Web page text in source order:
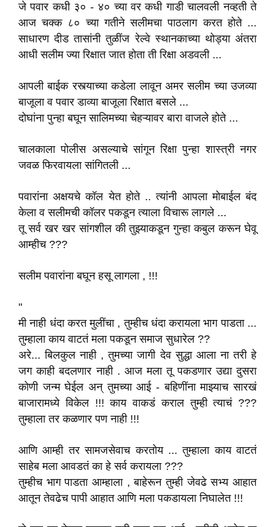
जे पवार कधी ३० - ४० च्या वर कधी गाडी चालवली नव्हती ते
आज चक्क ८० च्या गतीने सलीमचा पाठलाग करत होते ...
साधारण दीड तासांनी तुळींज रेल्वे स्थानकाच्या थोड्या अंतरा
आधी सलीम ज्या रिक्षात जात होता ती रिक्षा अडवली ...
आपली बाईक रस्त्याच्या कडेला लावून अमर सलीम च्या उजव्या
बाजूला व पवार डाव्या बाजूला रिक्षात बसले ...
दोघांना पुन्हा बघून सालिमच्या चेहऱ्यावर बारा वाजले होते ...
चालकाला पोलीस असल्याचे सांगून रिक्षा पुन्हा शास्त्री नगर
जवळ फिरवायला सांगितली ...
पवारांना अक्षयचे कॉल येत होते .. त्यांनी आपला मोबाईल बंद
केला व सलीमची कॉलर पकडून त्याला विचारू लागले ...
तू सर्व खर खर सांगशील की तुझ्याकडून गुन्हा कबुल करून घेवू
आम्हीच ???
सलीम पवारांना बघून हसू लागला , !!!
"
मी नाही धंदा करत मुलींचा , तुम्हीच धंदा करायला भाग पाडता ...
तुम्हाला काय वाटतं मला पकडून समाज सुधारेल ??
अरे... बिलकुल नाही , तुमच्या जागी देव सुद्धा आला ना तरी हे
जग काही बदलणार नाही . आज मला तू पकडणार उद्या दुसरा
कोणी जन्म घेईल अन् तुमच्या आई - बहिणींना माझ्याच सारखं
बाजारामध्ये विकेल !!! काय वाकडं कराल तुम्ही त्याचं ???
तुम्हाला तर कळणार पण नाही !!!
आणि आम्ही तर सामजसेवाच करतोय ... तुम्हाला काय वाटतं
साहेब मला आवडतं का हे सर्व करायला ???
तुम्हीच भाग पाडता आम्हाला , बाहेरून तुम्ही जेवढे सभ्य आहात
आतून तेवढेच पापी आहात आणि मला पकडायला निघालेत !!!